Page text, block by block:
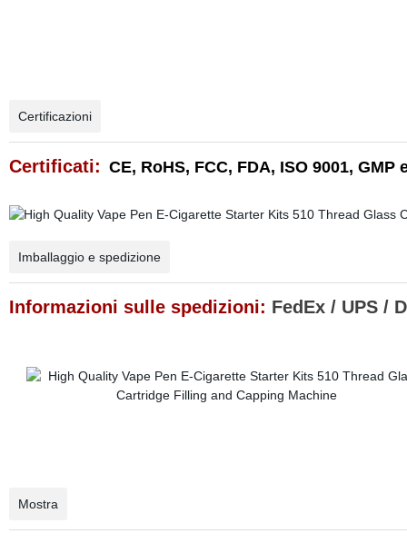
Certificazioni
Certificati: CE, RoHS, FCC, FDA, ISO 9001, GMP
Imballaggio e spedizione
Informazioni sulle spedizioni: FedEx / UPS /
Mostra